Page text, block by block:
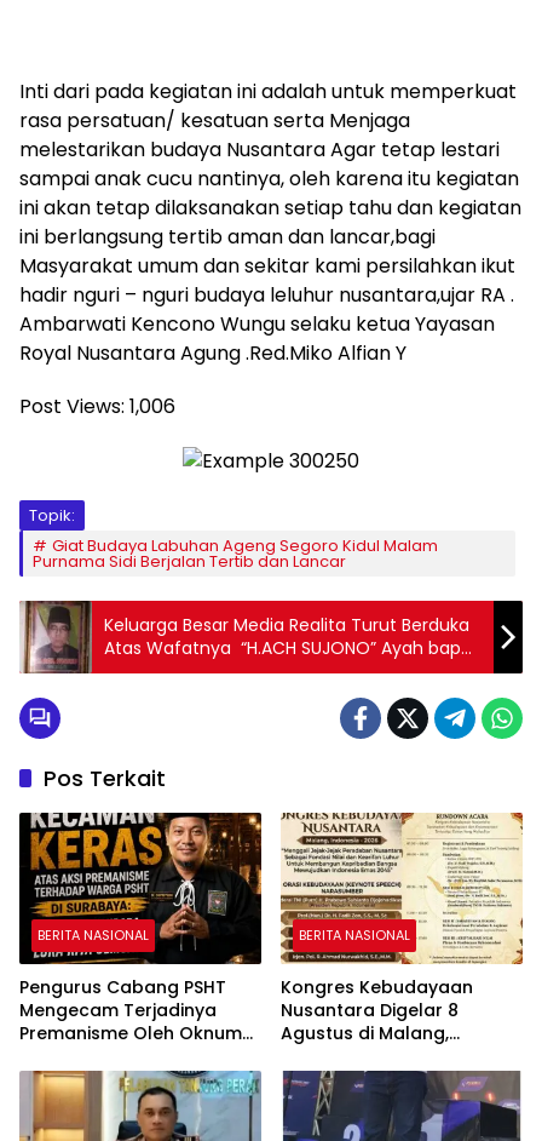
Inti dari pada kegiatan ini adalah untuk memperkuat
rasa persatuan/ kesatuan serta Menjaga
melestarikan budaya Nusantara Agar tetap lestari
sampai anak cucu nantinya, oleh karena itu kegiatan
ini akan tetap dilaksanakan setiap tahu dan kegiatan
ini berlangsung tertib aman dan lancar,bagi
Masyarakat umum dan sekitar kami persilahkan ikut
hadir nguri – nguri budaya leluhur nusantara,ujar RA .
Ambarwati Kencono Wungu selaku ketua Yayasan
Royal Nusantara Agung .Red.Miko Alfian Y
Post Views: 1,006
Topik:
Giat Budaya Labuhan Ageng Segoro Kidul Malam
Purnama Sidi Berjalan Tertib dan Lancar
Keluarga Besar Media Realita Turut Berduka
Atas Wafatnya “H.ACH SUJONO” Ayah bapak
Supadil Kabag Fasilitasi Penganggaran Dan
Pos Terkait
BERITA NASIONAL
Pengurus Cabang PSHT
Mengecam Terjadinya
Premanisme Oleh Oknum
BERITA NASIONAL
Kongres Kebudayaan
Nusantara Digelar 8
Agustus di Malang,
Hadir